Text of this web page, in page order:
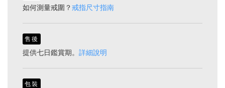
如何測量戒圍？戒指尺寸指南
售後
提供七日鑑賞期。 詳細說明
包裝